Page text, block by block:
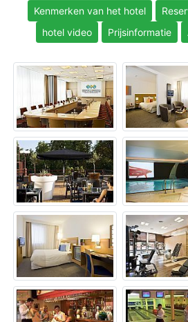
Kenmerken van het hotel
hotel video
Prijsinformatie